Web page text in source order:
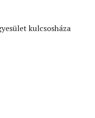
kulcsosháza